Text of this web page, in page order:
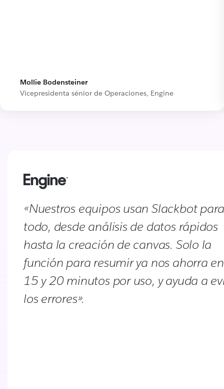
Mollie Bodensteiner
Vicepresidenta sénior de Operaciones, Engine
«Nuestros equipos usan Slackbot
todo, desde análisis de datos rápidos
hasta la creación de canvas. Solo la
función para resumir ya nos ahorra
15 y 20 minutos por uso, y ayuda a
los errores».